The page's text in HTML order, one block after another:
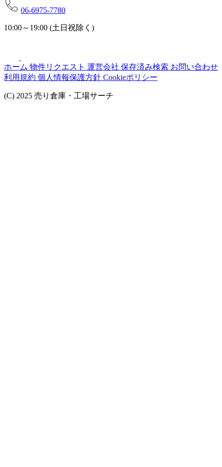
06-6975-7780
10:00～19:00 (土日祝除く)
ホーム 物件リクエスト 運営会社 保存済み検索 お問い合わせ
利用規約 個人情報保護方針 Cookieポリシー
(C) 2025 売り倉庫・工場サーチ